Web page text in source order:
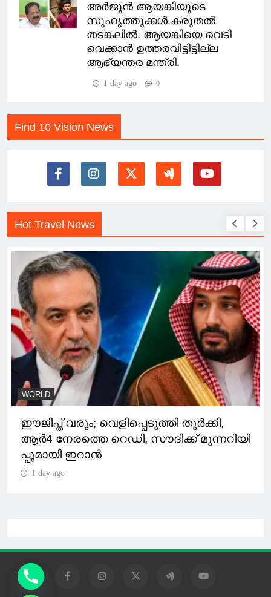
അ‍ർജുൻ ആയങ്കിയുടെ
സുഹൃത്തുക്കൾ കരുതൽ
തടങ്കലിൽ. ആയങ്കിയെ വെടി
വെക്കാൻ ഉത്തരവിട്ടിട്ടില്ല
ആഭ്യന്തര മന്ത്രി.
1 day ago 0
Find 10 Vision News
Hot Travel News
WORLD
ഈജിപ്ത് വരും; വെളിപ്പെടുത്തി തുര്‍ക്കി,
ആര്‍4 നേരത്തെ റെഡി, സൗദിക്ക് മുന്നറിയി
പ്പുമായി ഇറാൻ
1 day ago